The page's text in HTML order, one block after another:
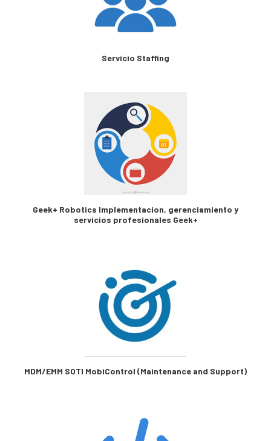
Servicio Staffing
Geek+ Robotics Implementacion, gerenciamiento y
servicios profesionales Geek+
MDM/EMM SOTI MobiControl (Maintenance and Support)